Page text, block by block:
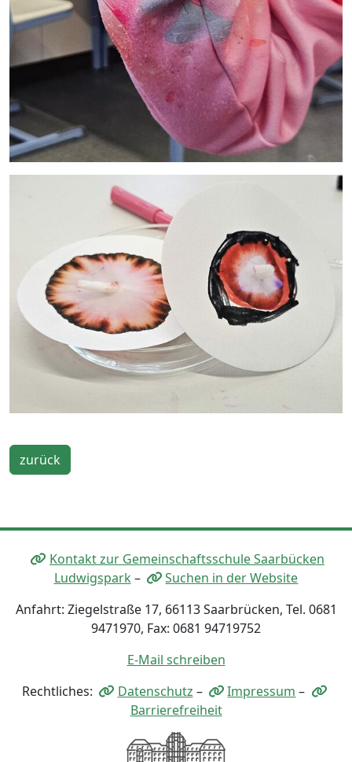
zurück
Kontakt zur Gemeinschaftsschule Saarbücken
Ludwigspark–
Suchen in der Website
Anfahrt: Ziegelstraße 17, 66113 Saarbrücken, Tel. 0681
9471970, Fax: 0681 94719752
E-Mail schreiben
Rechtliches:
Datenschutz – Impressum –
Barrierefreiheit